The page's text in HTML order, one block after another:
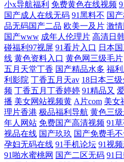
小x导航福利 免费黄色在线视频
国产成人在线无码 91黑料不 国
品无码国产二品 欧美一及片 激
国产www 成年人伦理片 高清日
碰福利97视屏 91看片入口 日本
线 黄色资料入口 黄色网三级毛片
五月天堂丁香 国产精品水多 福
利影院 丁香五月天av 18日本三
频 丁香五月丁香婷婷 91精品又
播 美女网站视频黄 A片com 美女
理片香港 极品福利导航 黄色三
年人网站 免费国产高清视频 91
视品在线 国产玖玖 国产免费毛
孕妇无码在线 91手机论坛 91视
91啪水蜜桃网 国产二区无码 91